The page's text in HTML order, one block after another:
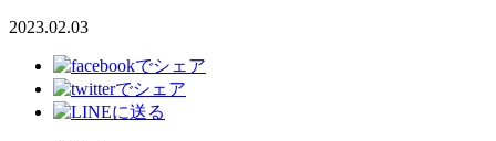
2023.02.03